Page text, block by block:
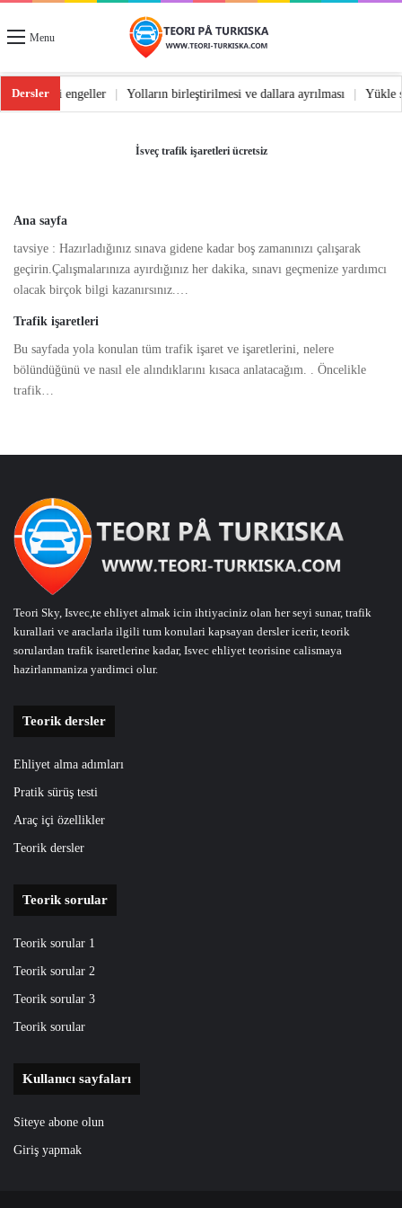
Menu
Dersler
| Yoldaki engeller | Yolların birleştirilmesi ve dallara ayrılması |
İsveç trafik işaretleri ücretsiz
Ana sayfa
tavsiye : Hazırladığınız sınava gidene kadar boş zamanınızı çalışarak
geçirin.Çalışmalarınıza ayırdığınız her dakika, sınavı geçmenize yardımcı
olacak birçok bilgi kazanırsınız.…
Trafik işaretleri
Bu sayfada yola konulan tüm trafik işaret ve işaretlerini, nelere
bölündüğünü ve nasıl ele alındıklarını kısaca anlatacağım. . Öncelikle
trafik…
Teori Sky, Isvec,te ehliyet almak icin ihtiyaciniz olan her seyi sunar, trafik
kurallari ve araclarla ilgili tum konulari kapsayan dersler icerir, teorik
sorulardan trafik isaretlerine kadar, Isvec ehliyet teorisine calismaya
hazirlanmaniza yardimci olur.
Teorik dersler
Ehliyet alma adımları
Pratik sürüş testi
Araç içi özellikler
Teorik dersler
Teorik sorular
Teorik sorular 1
Teorik sorular 2
Teorik sorular 3
Teorik sorular
Kullanıcı sayfaları
Siteye abone olun
Giriş yapmak